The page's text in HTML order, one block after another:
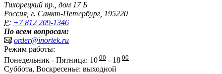
Тихорецкий пр., дом 17 Б
Россия, г. Санкт-Петербург, 195220
P: +7 812 209-1346
По всем вопросам:
order@inortek.ru
Режим работы:
Понедельник - Пятница: 10 00 - 18 00
Суббота, Воскресенье: выходной